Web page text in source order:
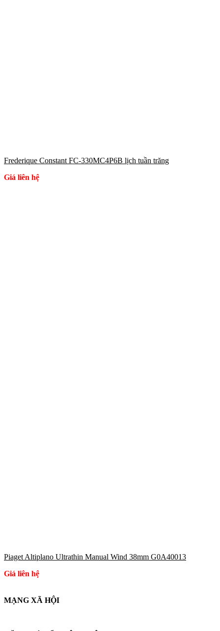
Frederique Constant FC-330MC4P6B lịch tuần trăng
Giá liên hệ
Piaget Altiplano Ultrathin Manual Wind 38mm G0A40013
Giá liên hệ
MẠNG XÃ HỘI